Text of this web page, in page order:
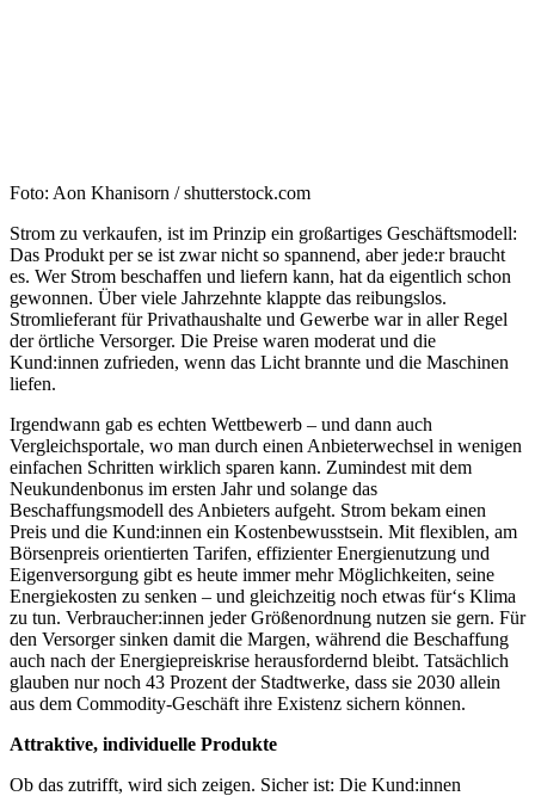
Foto: Aon Khanisorn / shutterstock.com
Strom zu verkaufen, ist im Prinzip ein großartiges Geschäftsmodell:
Das Produkt per se ist zwar nicht so spannend, aber jede:r braucht
es. Wer Strom beschaffen und liefern kann, hat da eigentlich schon
gewonnen. Über viele Jahrzehnte klappte das reibungslos.
Stromlieferant für Privathaushalte und Gewerbe war in aller Regel
der örtliche Versorger. Die Preise waren moderat und die
Kund:innen zufrieden, wenn das Licht brannte und die Maschinen
liefen.
Irgendwann gab es echten Wettbewerb – und dann auch
Vergleichsportale, wo man durch einen Anbieterwechsel in wenigen
einfachen Schritten wirklich sparen kann. Zumindest mit dem
Neukundenbonus im ersten Jahr und solange das
Beschaffungsmodell des Anbieters aufgeht. Strom bekam einen
Preis und die Kund:innen ein Kostenbewusstsein. Mit flexiblen, am
Börsenpreis orientierten Tarifen, effizienter Energienutzung und
Eigenversorgung gibt es heute immer mehr Möglichkeiten, seine
Energiekosten zu senken – und gleichzeitig noch etwas für‘s Klima
zu tun. Verbraucher:innen jeder Größenordnung nutzen sie gern. Für
den Versorger sinken damit die Margen, während die Beschaffung
auch nach der Energiepreiskrise herausfordernd bleibt. Tatsächlich
glauben nur noch 43 Prozent der Stadtwerke, dass sie 2030 allein
aus dem Commodity-Geschäft ihre Existenz sichern können.
Attraktive, individuelle Produkte
Ob das zutrifft, wird sich zeigen. Sicher ist: Die Kund:innen